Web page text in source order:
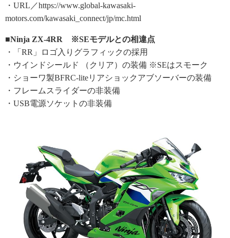
・URL／https://www.global-kawasaki-
motors.com/kawasaki_connect/jp/mc.html
■Ninja ZX-4RR ※SEモデルとの相違点
・「RR」ロゴ入りグラフィックの採用
・ウインドシールド （クリア）の装備 ※SEはスモーク
・ショーワ製BFRC-liteリアショックアブソーバーの装備
・フレームスライダーの非装備
・USB電源ソケットの非装備